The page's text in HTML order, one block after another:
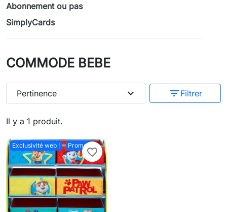
Abonnement ou pas
SimplyCards
COMMODE BEBE
Il y a 1 produit.
Pertinence expand_more filter_list Filtrer
Exclusivité web ! Promo !
favorite_border